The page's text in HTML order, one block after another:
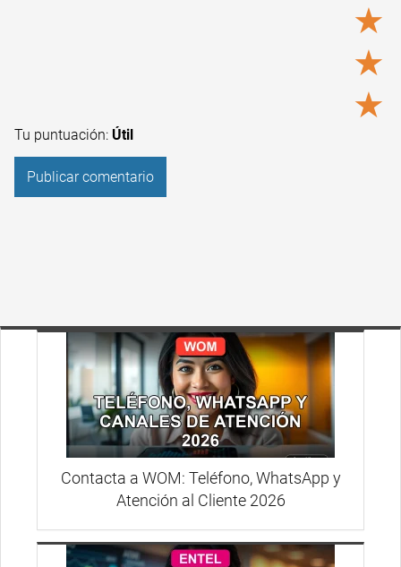
★
★
★
Tu puntuación: Útil
Contacta a WOM: Teléfono, WhatsApp y
Atención al Cliente 2026